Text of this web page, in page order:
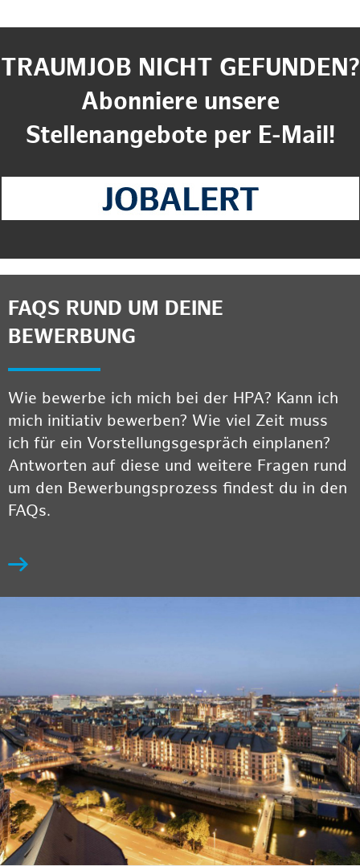
TRAUMJOB NICHT GEFUNDEN?
Abonniere unsere
Stellenangebote per E-Mail!
FAQS RUND UM DEINE
BEWERBUNG
Wie bewerbe ich mich bei der HPA? Kann ich
mich initiativ bewerben? Wie viel Zeit muss
ich für ein Vorstellungsgespräch einplanen?
Antworten auf diese und weitere Fragen rund
um den Bewerbungsprozess findest du in den
FAQs.